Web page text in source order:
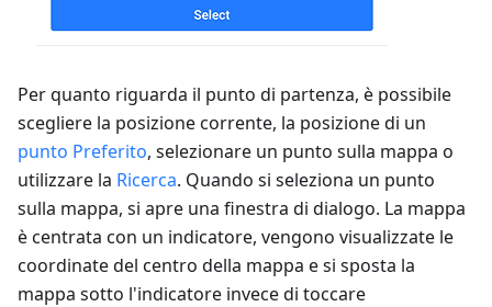
Per quanto riguarda il punto di partenza, è possibile
scegliere la posizione corrente, la posizione di un
punto Preferito, selezionare un punto sulla mappa o
utilizzare la Ricerca. Quando si seleziona un punto
sulla mappa, si apre una finestra di dialogo. La mappa
è centrata con un indicatore, vengono visualizzate le
coordinate del centro della mappa e si sposta la
mappa sotto l'indicatore invece di toccare